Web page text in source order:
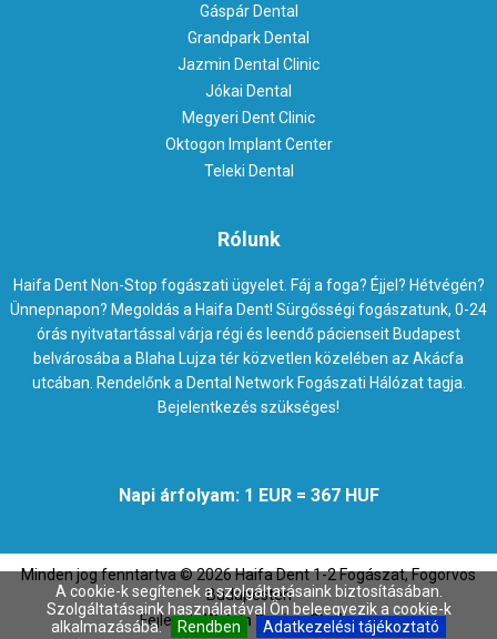
A cookie-k segítenek a szolgáltatásaink biztosításában.
Szolgáltatásaink használatával Ön beleegyezik a cookie-k
alkalmazásába.
Rendben Adatkezelési tájékoztató
Gáspár Dental
Grandpark Dental
Jazmin Dental Clinic
Jókai Dental
Megyeri Dent Clinic
Oktogon Implant Center
Teleki Dental
Rólunk
Haifa Dent Non-Stop fogászati ügyelet. Fáj a foga? Éjjel? Hétvégén?
Ünnepnapon? Megoldás a Haifa Dent! Sürgősségi fogászatunk, 0-24
órás nyitvatartással várja régi és leendő pácienseit Budapest
belvárosába a Blaha Lujza tér közvetlen közelében az Akácfa
utcában. Rendelőnk a Dental Network Fogászati Hálózat tagja.
Bejelentkezés szükséges!
Napi árfolyam: 1 EUR = 367 HUF
Minden jog fenntartva ©2026Haifa Dent 1-2 Fogászat, Fogorvos
Budapesten
Fejleszti:Web `n Design Studio